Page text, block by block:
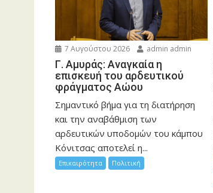
7 Αυγούστου 2026 admin admin
Γ. Αμυράς: Αναγκαία η
επισκευή του αρδευτικού
φράγματος Αώου
Σημαντικό βήμα για τη διατήρηση
και την αναβάθμιση των
αρδευτικών υποδομών του κάμπου
Κόνιτσας αποτελεί η...
Επικαιρότητα Πολιτική